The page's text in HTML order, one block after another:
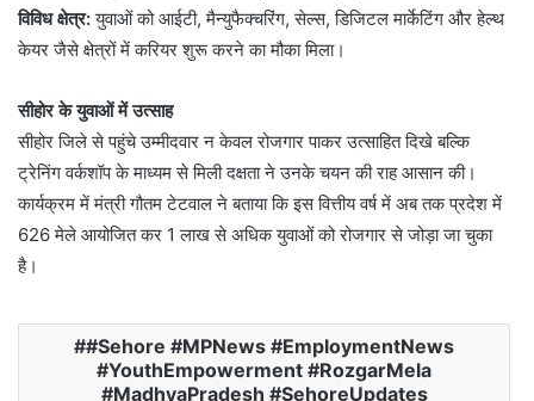
विविध क्षेत्र:युवाओं को आईटी, मैन्युफैक्चरिंग, सेल्स, डिजिटल मार्केटिंग और हेल्थ
केयर जैसे क्षेत्रों में करियर शुरू करने का मौका मिला।
सीहोर के युवाओं में उत्साह
सीहोर जिले से पहुंचे उम्मीदवार न केवल रोजगार पाकर उत्साहित दिखे बल्कि
ट्रेनिंग वर्कशॉप के माध्यम से मिली दक्षता ने उनके चयन की राह आसान की।
कार्यक्रम में मंत्री गौतम टेटवाल ने बताया कि इस वित्तीय वर्ष में अब तक प्रदेश में
626 मेले आयोजित कर 1 लाख से अधिक युवाओं को रोजगार से जोड़ा जा चुका
है।
#Sehore #MPNews #EmploymentNews
#YouthEmpowerment #RozgarMela
#MadhyaPradesh #SehoreUpdates